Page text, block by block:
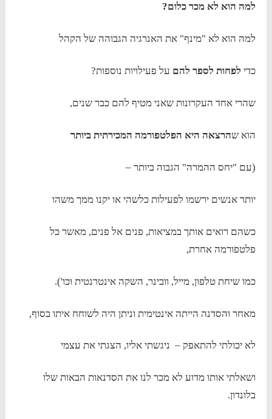
למה הוא לא מכר כלום?
למה הוא לא "מינף" את האנרגיה הגבוהה של הקהל
כדי לפחות לספר להם על פעילויות נוספות?
שהרי אחד העקרונות שאני מטיף להם כבר שנים,
הוא שהרצאה היא הפלטפורמה המכירתית ביותר
(עם "יחס ההמרה" הגבוה ביותר –
יותר אנשים ירשמו לפעילות כלשהי או יקנו ממך משהו
כשהם רואים אותך במציאות, פנים אל פנים, מאשר כל
פלטפורמה אחרת,
כמו שיחת טלפון, מייל, וובינר, השקה אינטרנטית וכו').
מאחר והסדנה הייתה אינטימית וניתן היה לשוחח איתו בסוף,
לא יכולתי להתאפק – ניגשתי אליו, הצגתי את עצמי
ושאלתי אותו מדוע לא מכר לנו את הסדנאות הבאות שלו
בלונדון.